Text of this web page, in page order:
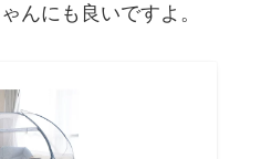
んにも良いですよ。